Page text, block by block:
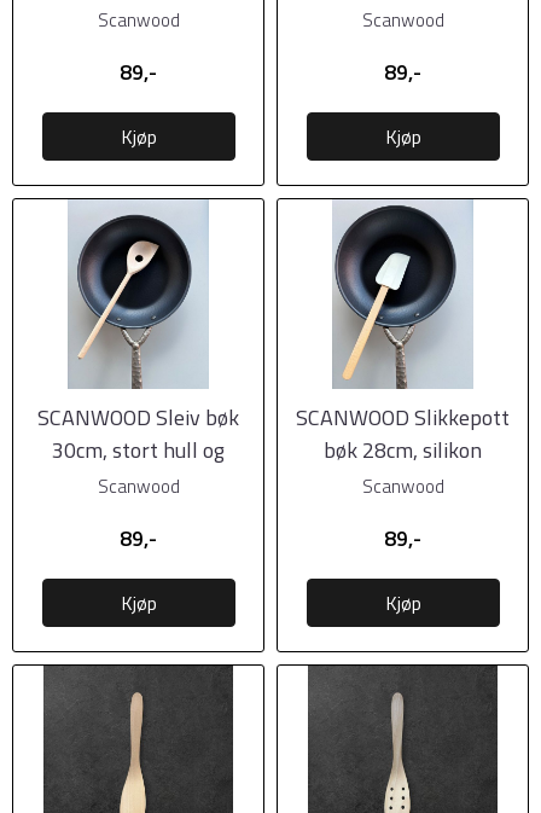
Scanwood
89,-
Kjøp
Scanwood
89,-
Kjøp
SCANWOOD Sleiv bøk
30cm, stort hull og
hjørnekant
Scanwood
89,-
Kjøp
SCANWOOD Slikkepott
bøk 28cm, silikon
Scanwood
89,-
Kjøp